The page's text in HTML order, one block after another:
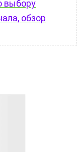
выбору
обзор